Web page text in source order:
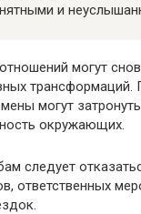
и
могут
трансформаций.
могут
окружающих.
следует
ответственных